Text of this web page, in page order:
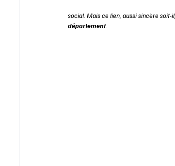
social. Mais ce lien, aussi sincère
département.